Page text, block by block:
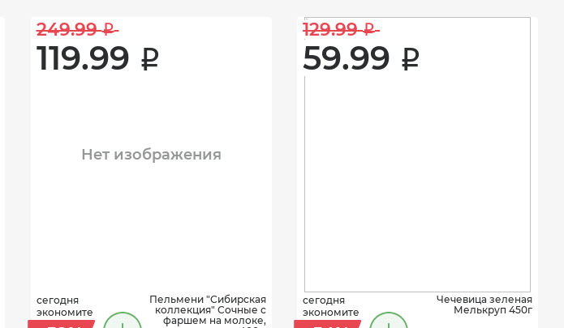
249.99 i
119.99 i
Нет изображения
сегодня
экономите
Пельмени "Сибирская
коллекция" Сочные с
фаршем на молоке,
129.99 i
59.99 i
сегодня
экономите
Чечевица зеленая
Мелькруп 450г